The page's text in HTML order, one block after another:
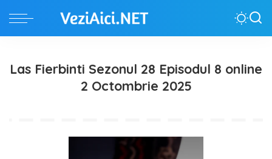
Las Fierbinti Sezonul 28 Episodul 8 online
2 Octombrie 2025